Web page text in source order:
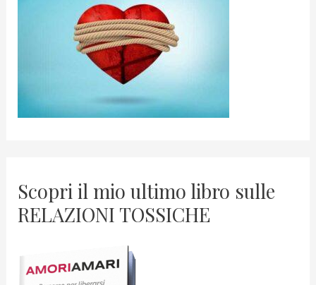
Scopri il mio ultimo libro sulle
RELAZIONI TOSSICHE